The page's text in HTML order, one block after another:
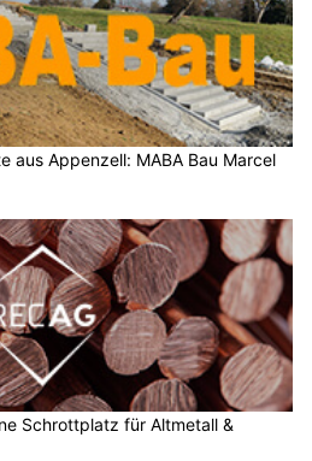
aus Appenzell: MABA Bau Marcel
Schrottplatz für Altmetall &